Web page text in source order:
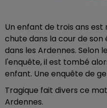
Un enfant de trois ans
chute dans la cour de
dans les Ardennes. Selon
l'enquête, il est tombé
enfant. Une enquête de
Tragique fait divers ce
Ardennes.